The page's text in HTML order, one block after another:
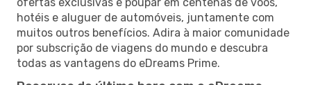
hotéis e aluguer de automóveis, juntamente com
muitos outros benefícios. Adira à maior comunidade
por subscrição de viagens do mundo e descubra
todas as vantagens do eDreams Prime.